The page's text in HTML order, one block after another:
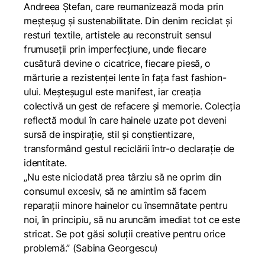
Andreea Ștefan, care reumanizează moda prin
meșteșug și sustenabilitate. Din denim reciclat și
resturi textile, artistele au reconstruit sensul
frumuseții prin imperfecțiune, unde fiecare
cusătură devine o cicatrice, fiecare piesă, o
mărturie a rezistenței lente în fața fast fashion-
ului. Meșteșugul este manifest, iar creația
colectivă un gest de refacere și memorie. Colecția
reflectă modul în care hainele uzate pot deveni
sursă de inspirație, stil și conștientizare,
transformând gestul reciclării într-o declarație de
identitate.
„Nu este niciodată prea târziu să ne oprim din
consumul excesiv, să ne amintim să facem
reparații minore hainelor cu însemnătate pentru
noi, în principiu, să nu aruncăm imediat tot ce este
stricat. Se pot găsi soluții creative pentru orice
problemă.” (Sabina Georgescu)